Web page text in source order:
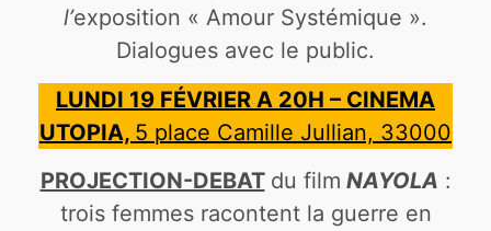
l’exposition « Amour Systémique ».
Dialogues avec le public.
LUNDI 19 FÉVRIER A 20H – CINEMA
UTOPIA, 5 place Camille Jullian, 33000
PROJECTION-DEBAT du film NAYOLA :
trois femmes racontent la guerre en